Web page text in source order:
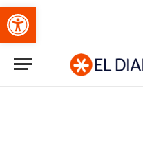
Obre la barra d'eines